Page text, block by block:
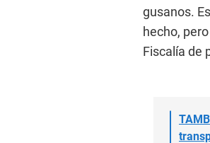
gusanos.
hecho,
Fiscalía de